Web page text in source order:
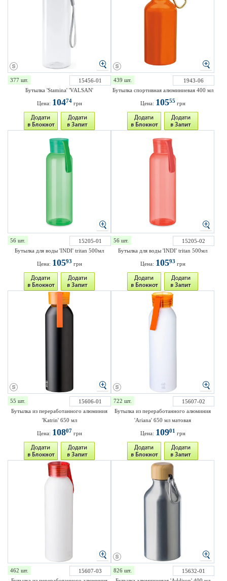
377 шт.
15456-01
Бутылка 'Stamina' 'VALSAN'
Цена: 10474грн
439 шт.
1943-06
Бутылка спортивная алюминиевая 400 мл
Цена: 10555 грн
56 шт.
15205-01
Бутылка для воды 'INDI' tritan 500мл
Цена: 10593 грн
56 шт.
15205-02
Бутылка для воды 'INDI' tritan 500мл
Цена: 10593 грн
55 шт.
15606-01
Бутылка из переработанного алюминия
'Katrin' 650 мл
Цена: 10807 грн
722 шт.
15607-02
Бутылка из переработанного алюминия
'Ariana' 650 мл матовая
Цена: 10901 грн
462 шт.
15607-03
826 шт.
15632-01